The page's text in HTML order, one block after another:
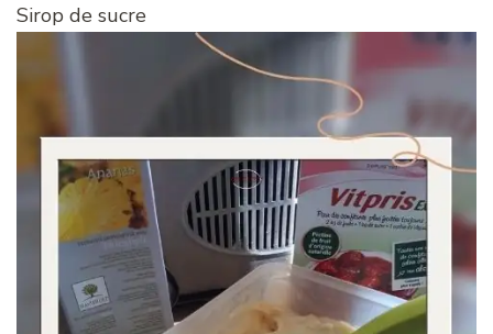
Sirop de sucre